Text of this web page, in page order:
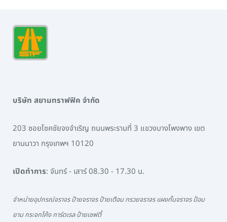
บริษัท สยามทราฟฟิค จำกัด
203 ซอยโชคชัยจงจำเริญ ถนนพระรามที่ 3 แขวงบางโพงพาง เขต
ยานนาวา กรุงเทพฯ 10120
เปิดทำการ: จันทร์ - เสาร์ 08.30 - 17.30 น.
จำหน่ายอุปกรณ์จราจร ป้ายจราจร ป้ายเตือน กรวยจราจร แผงกั้นจราจร ป้อม
ยาม กระจกโค้ง การ์ดเรล ป้ายเซฟตี้